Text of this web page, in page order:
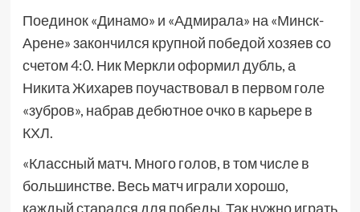
Поединок «Динамо» и «Адмирала» на «Минск-
Арене» закончился крупной победой хозяев со
счетом 4:0. Ник Меркли оформил дубль, а
Никита Жихарев поучаствовал в первом голе
«зубров», набрав дебютное очко в карьере в
КХЛ.
«Классный матч. Много голов, в том числе в
большинстве. Весь матч играли хорошо,
каждый старался для победы. Так нужно играть